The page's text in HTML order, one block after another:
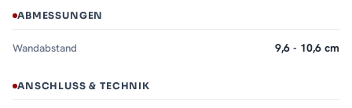
ABMESSUNGEN
Wandabstand 9,6 - 10,6 cm
ANSCHLUSS & TECHNIK